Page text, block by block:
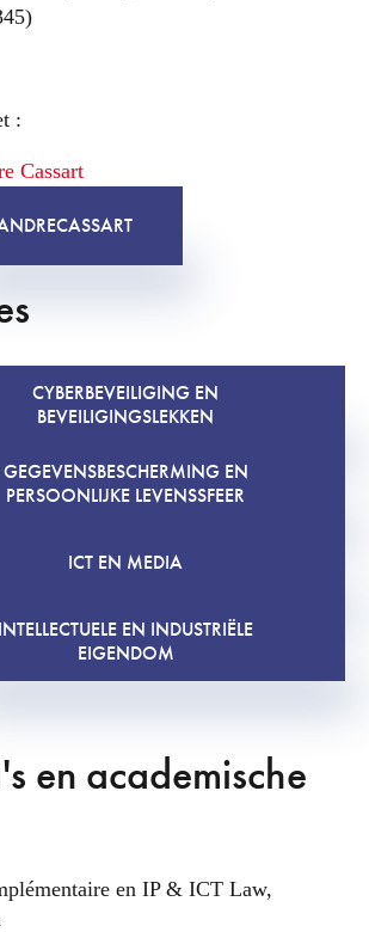
:
CASSART
CYBERBEVEILIGING EN
BEVEILIGINGSLEKKEN
GEGEVENSBESCHERMING EN
PERSOONLIJKE LEVENSSFEER
ICT EN MEDIA
INTELLECTUELE EN INDUSTRIËLE
EIGENDOM
en academische
en IP & ICT Law,